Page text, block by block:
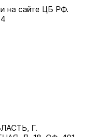
на сайте ЦБ РФ.
Г.